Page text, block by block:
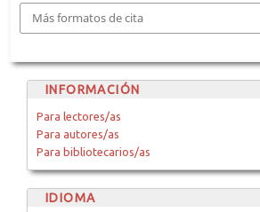
Más formatos de cita
INFORMACIÓN
Para lectores/as
Para autores/as
Para bibliotecarios/as
IDIOMA